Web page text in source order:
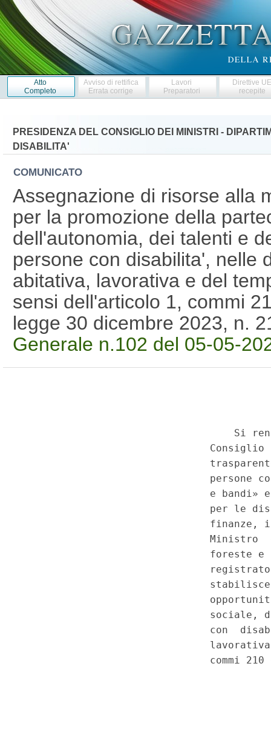
Atto
Completo
Avviso di rettifica
Errata corrige
Lavori
Preparatori
Direttive
recepite
PRESIDENZA DEL CONSIGLIO DEI MINISTRI -
DISABILITA'
COMUNICATO
Assegnazione di risorse alla
per la promozione della
dell'autonomia, dei talenti e
persone con disabilita', nelle
abitativa, lavorativa e del
sensi dell'articolo 1, commi
legge 30 dicembre 2023, n.
Generale n.102 del 05-05-